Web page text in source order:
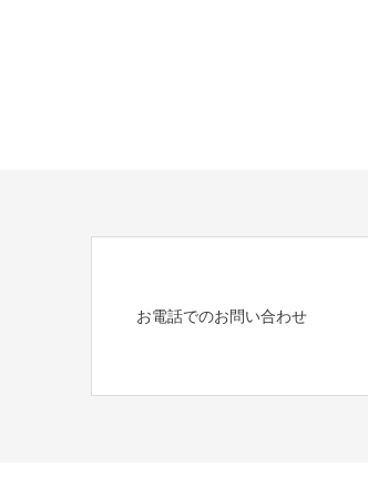
お電話でのお問い合わせ